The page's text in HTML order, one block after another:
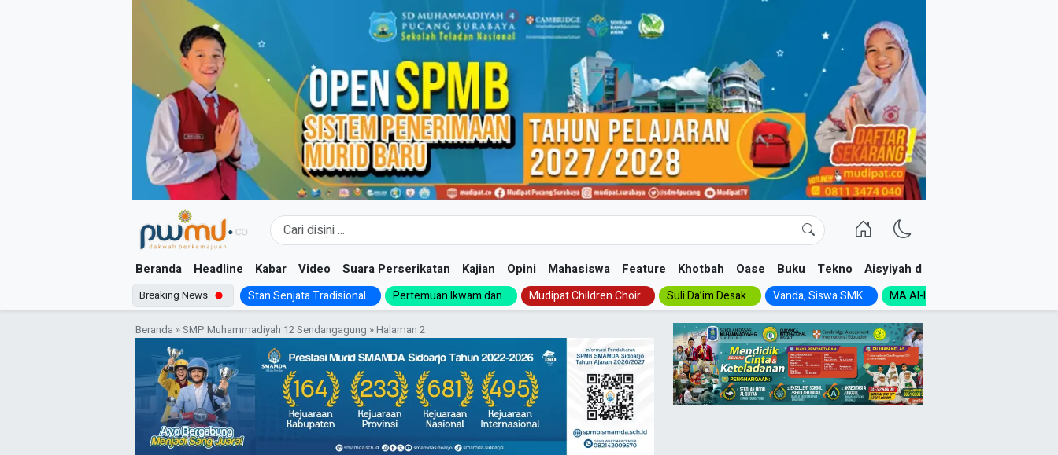
Beranda Headline Kabar Video Suara Perserikatan Kajian Opini Mahasiswa Feature Khotbah Oase Buku Tekno Aisyiyah dan NA
Breaking News Stan Senjata Tradisional... Pertemuan Ikwam dan... Mudipat Children Choir... Suli Da’im Desak... Vanda, Siswa SMK... MA Al-Ishlah Gelar...
Beranda »SMP Muhammadiyah 12 Sendangagung »Halaman 2